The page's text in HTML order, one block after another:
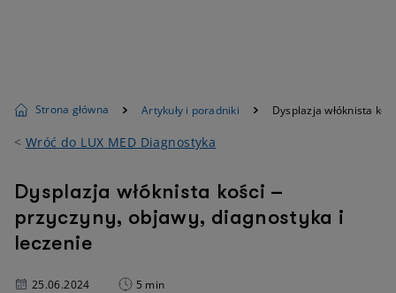
Strona główna Artykuły i poradniki Dysplazja włóknista
< Wróć do LUX MED Diagnostyka
Dysplazja włóknista kości –
przyczyny, objawy, diagnostyka i
leczenie
25.06.2024 5 min